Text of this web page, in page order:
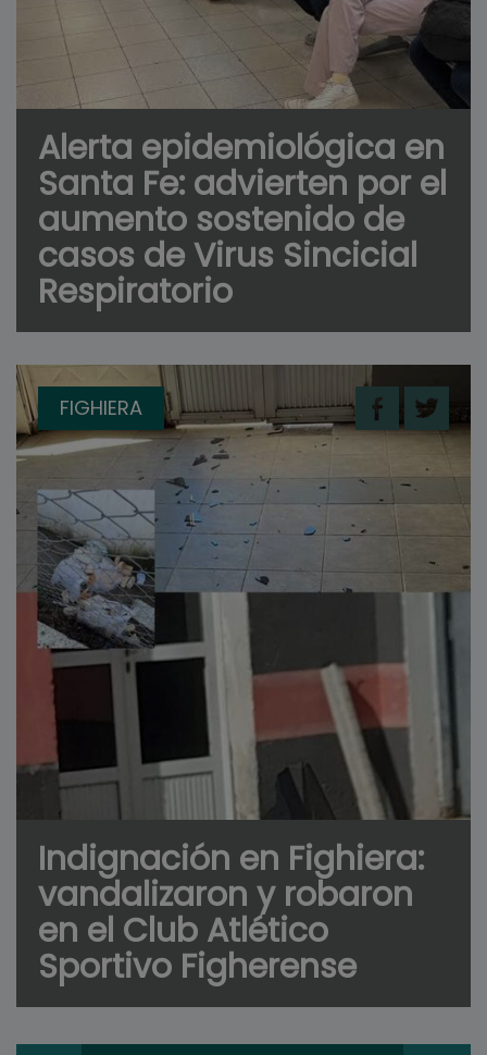
Alerta epidemiológica en
Santa Fe: advierten por el
aumento sostenido de
casos de Virus Sincicial
Respiratorio
FIGHIERA
Indignación en Fighiera:
vandalizaron y robaron
en el Club Atlético
Sportivo Figherense